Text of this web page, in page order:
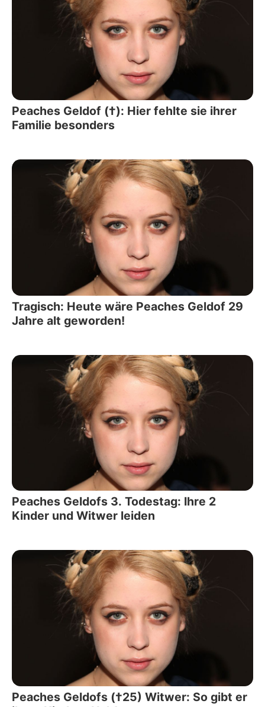
Peaches Geldof (†): Hier fehlte sie ihrer
Familie besonders
Tragisch: Heute wäre Peaches Geldof 29
Jahre alt geworden!
Peaches Geldofs 3. Todestag: Ihre 2
Kinder und Witwer leiden
Peaches Geldofs (†25) Witwer: So gibt er